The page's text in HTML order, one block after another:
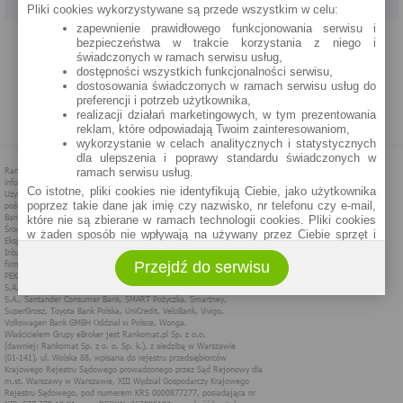
PROGRAM PARTNERSKI O NAS REKLAMA REGULAMIN
POLITYKA PRYWATNOŚCI POLITYKA COOKIES ZASADY PLASOWANIA
Pliki cookies wykorzystywane są przede wszystkim w celu:
zapewnienie prawidłowego funkcjonowania serwisu i
bezpieczeństwa w trakcie korzystania z niego i
świadczonych w ramach serwisu usług,
dostępności wszystkich funkcjonalności serwisu,
dostosowania świadczonych w ramach serwisu usług do
preferencji i potrzeb użytkownika,
realizacji działań marketingowych, w tym prezentowania
reklam, które odpowiadają Twoim zainteresowaniom,
wykorzystanie w celach analitycznych i statystycznych
dla ulepszenia i poprawy standardu świadczonych w
ramach serwisu usług.
Co istotne, pliki cookies nie identyfikują Ciebie, jako użytkownika
poprzez takie dane jak imię czy nazwisko, nr telefonu czy e-mail,
które nie są zbierane w ramach technologii cookies. Pliki cookies
w żaden sposób nie wpływają na używany przez Ciebie sprzęt i
Zakres wykorzystywania plików cookies możliwy jest do
określenia w ustawieniach przeglądarki każdego użytkownika. Bez
wprowadzenia zmian ustawień, informacje w plikach cookies mogą
być zapisywane w pamięci Twojego urządzenia.
Administratorem danych pozyskiwanych w technologii cookies jest
spółka Rankomat.pl Sp. z o.o. (dawniej: Rankomat Sp. z o. o. Sp.
k.) z siedzibą w Warszawie, ul. Wolska 88, 01 - 141 Warszawa.
Możesz jako użytkownik w każdym czasie skontaktować się z
administratorem pod adresem bok@ebroker.pl, jak również wyrazić
Przejdź do serwisu